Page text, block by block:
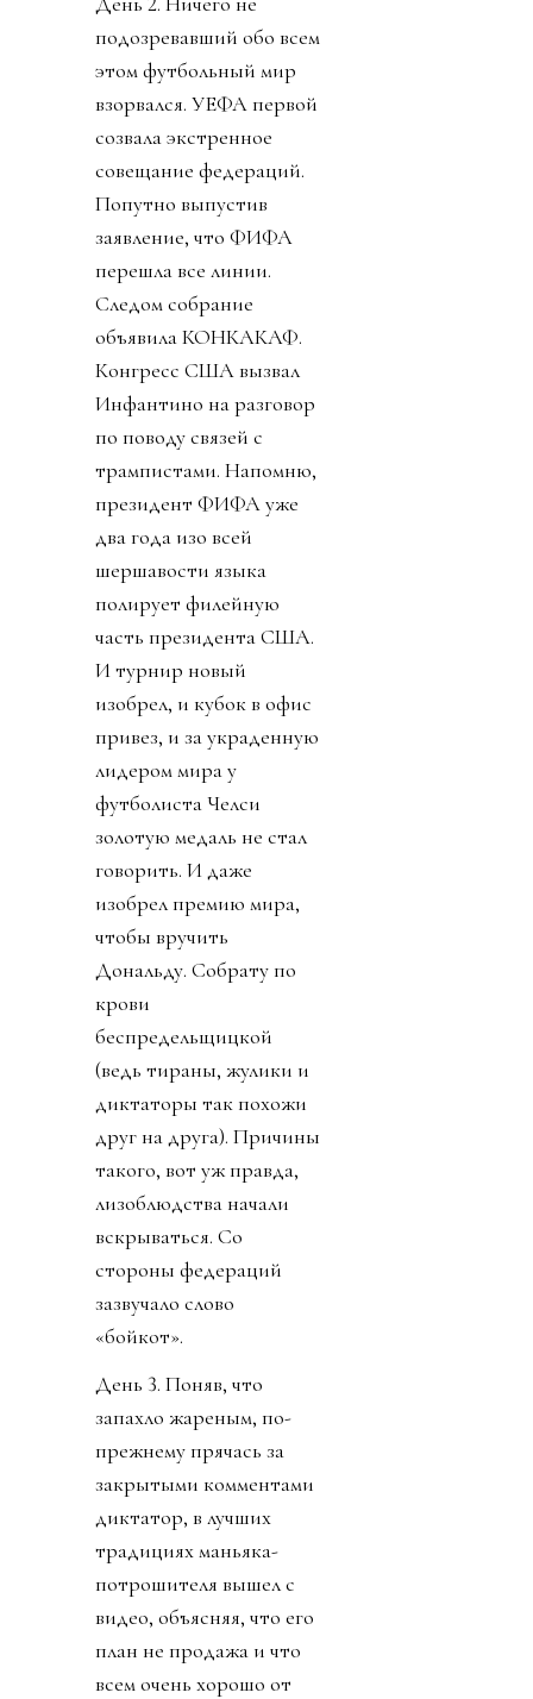
подозревавший обо всем
этом футбольный мир
взорвался. УЕФА первой
созвала экстренное
совещание федераций.
Попутно выпустив
заявление, что ФИФА
перешла все линии.
Следом собрание
объявила КОНКАКАФ.
Конгресс США вызвал
Инфантино на разговор
по поводу связей с
трампистами. Напомню,
президент ФИФА уже
два года изо всей
шершавости языка
полирует филейную
часть президента США.
И турнир новый
изобрел, и кубок в офис
привез, и за украденную
лидером мира у
футболиста Челси
золотую медаль не стал
говорить. И даже
изобрел премию мира,
чтобы вручить
Дональду. Собрату по
крови
беспредельщицкой
(ведь тираны, жулики и
диктаторы так похожи
друг на друга). Причины
такого, вот уж правда,
лизоблюдства начали
вскрываться. Со
стороны федераций
зазвучало слово
«бойкот».
День 3. Поняв, что
запахло жареным, по-
прежнему прячась за
закрытыми комментами
диктатор, в лучших
традициях маньяка-
потрошителя вышел с
видео, объясняя, что его
план не продажа и что
всем очень хорошо от